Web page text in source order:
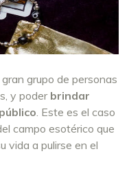
grupo de personas
y poder brindar
. Este es el caso
campo esotérico que
vida a pulirse en el